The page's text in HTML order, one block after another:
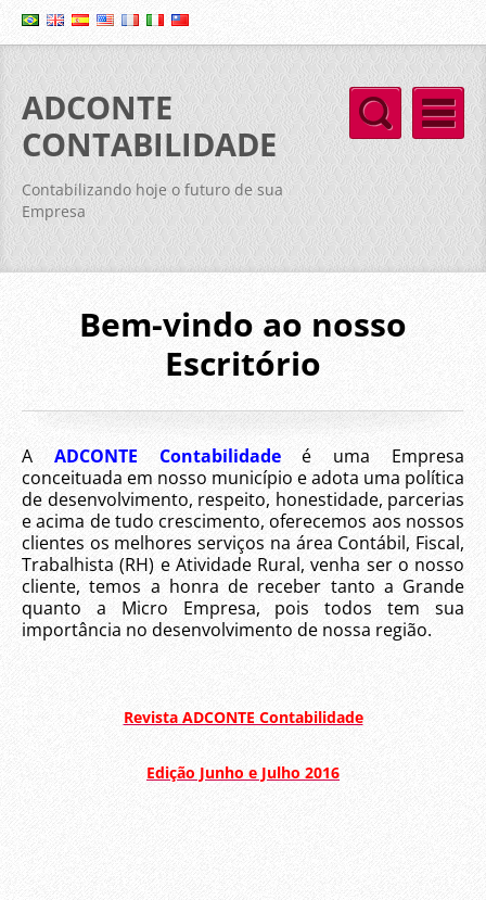
ADCONTE
CONTABILIDADE
Contabilizando hoje o futuro de sua
Empresa
Bem-vindo ao nosso
Escritório
A ADCONTE Contabilidadeé uma Empresa
conceituada em nosso município e adota uma política
de desenvolvimento, respeito, honestidade, parcerias
e acima de tudo crescimento, oferecemos aos nossos
clientes os melhores serviços na área Contábil, Fiscal,
Trabalhista (RH) e Atividade Rural, venha ser o nosso
cliente, temos a honra de receber tanto a Grande
quanto a Micro Empresa, pois todos tem sua
importância no desenvolvimento de nossa região.
Revista ADCONTE Contabilidade
Edição Junho e Julho 2016